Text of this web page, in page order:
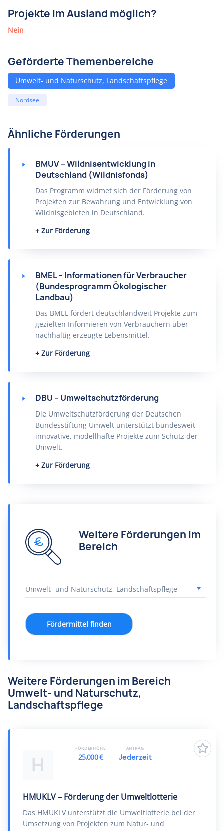
Projekte im Ausland möglich?
Nein
Geförderte Themenbereiche
Umwelt- und Naturschutz, Landschaftspflege
Nordsee
Ähnliche Förderungen
BMUV – Wildnisentwicklung in
Deutschland (Wildnisfonds)
Das Programm widmet sich der Förderung von
Projekten zur Bewahrung und Entwicklung von
Wildnisgebieten in Deutschland.
Zur Förderung
BMEL – Informationen für Verbraucher
(Bundesprogramm Ökologischer
Landbau)
Das BMEL fördert deutschlandweit Projekte zum
gezielten Informieren von Verbrauchern über
nachhaltig erzeugte Lebensmittel.
Zur Förderung
DBU – Umweltschutzförderung
Die Umweltschutzförderung der Deutschen
Bundesstiftung Umwelt unterstützt bundesweit
innovative, modellhafte Projekte zum Schutz der
Umwelt.
Zur Förderung
Weitere Förderungen im
Bereich
Fördermittel finden
Weitere Förderungen im Bereich
Umwelt- und Naturschutz,
Landschaftspflege
H
HMUKLV – Förderung der Umweltlotterie
Das HMUKLV unterstützt die Umweltlotterie bei der
Umsetzung von Projekten zum Natur- und
FÖRDERHÖHE
25.000 €
ANTRAG
Jederzeit